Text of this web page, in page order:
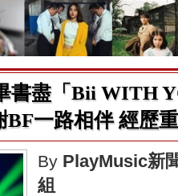
書盡「Bii WITH
BF一路相伴 經歷
By PlayMusic新
組